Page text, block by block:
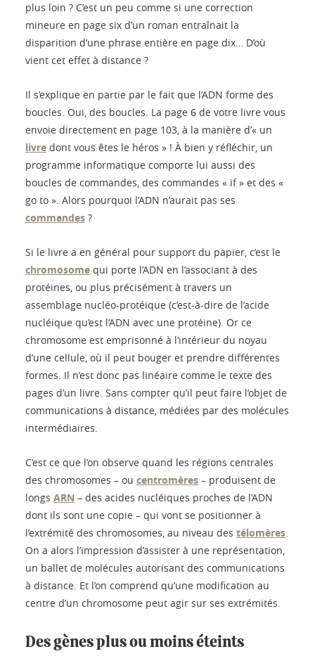
plus loin ? C’est un peu comme si une correction
mineure en page six d’un roman entraînait la
disparition d’une phrase entière en page dix… D’où
vient cet effet à distance ?
Il s’explique en partie par le fait que l’ADN forme des
boucles. Oui, des boucles. La page 6 de votre livre vous
envoie directement en page 103, à la manière d’« un
livre dont vous êtes le héros » ! À bien y réfléchir, un
programme informatique comporte lui aussi des
boucles de commandes, des commandes « if » et des «
go to ». Alors pourquoi l’ADN n’aurait pas ses
commandes ?
Si le livre a en général pour support du papier, c’est le
chromosome qui porte l’ADN en l’associant à des
protéines, ou plus précisément à travers un
assemblage nucléo-protéique (c’est-à-dire de l’acide
nucléique qu’est l’ADN avec une protéine). Or ce
chromosome est emprisonné à l’intérieur du noyau
d’une cellule, où il peut bouger et prendre différentes
formes. Il n’est donc pas linéaire comme le texte des
pages d’un livre. Sans compter qu’il peut faire l’objet de
communications à distance, médiées par des molécules
intermédiaires.
C’est ce que l’on observe quand les régions centrales
des chromosomes – ou centromères – produisent de
longs ARN – des acides nucléiques proches de l’ADN
dont ils sont une copie – qui vont se positionner à
l’extrémité des chromosomes, au niveau des télomères.
On a alors l’impression d’assister à une représentation,
un ballet de molécules autorisant des communications
à distance. Et l’on comprend qu’une modification au
centre d’un chromosome peut agir sur ses extrémités.
Des gènes plus ou moins éteints